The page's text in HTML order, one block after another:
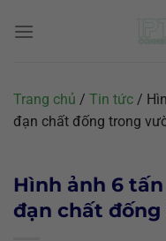
đến
Trang chủ / Tin tức /
đạn chất đống trong
Hình ảnh 6
đạn chất